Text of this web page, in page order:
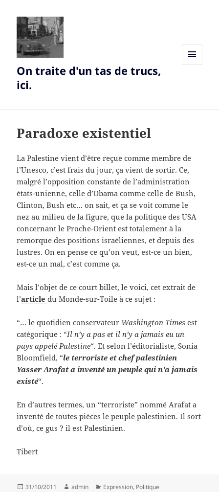
On traite d'un tas de trucs,
ici.
Paradoxe existentiel
La Palestine vient d’être reçue comme membre de
l’Unesco, c’est frais du jour, ça vient de sortir. Ce,
malgré l’opposition constante de l’administration
états-unienne, celle d’Obama comme celle de Bush,
Clinton, Bush etc… on sait, et ça se voit comme le
nez au milieu de la figure, que la politique des USA
concernant le Proche-Orient est totalement à la
remorque des positions israéliennes, et depuis des
lustres. On en pense ce qu’on veut, est-ce un bien,
est-ce un mal, c’est comme ça.
Mais l’objet de ce court billet, le voici, cet extrait de
l’articledu Monde-sur-Toile à ce sujet :
“… le quotidien conservateur Washington Times est
catégorique : “Il n’y a pas et il n’y a jamais eu un
pays appelé Palestine“. Et selon l’éditorialiste, Sonia
Bloomfield, “le terroriste et chef palestinien
Yasser Arafat a inventé un peuple qui n’a jamais
existé“.
En d’autres termes, un “terroriste” nommé Arafat a
inventé de toutes pièces le peuple palestinien. Il sort
d’où, ce gus ? il est Palestinien.
Tibert
Posted
31/10/2011 Author
admin Categories
Expression, Politique